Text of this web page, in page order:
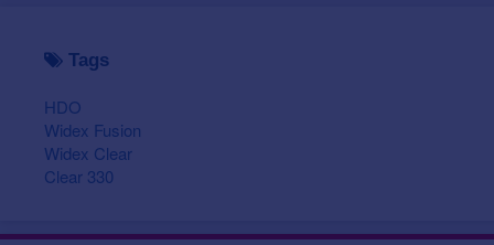
Tags
HDO
Widex Fusion
Widex Clear
Clear 330